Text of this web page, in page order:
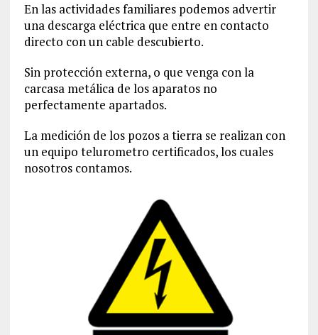
En las actividades familiares podemos advertir
una descarga eléctrica que entre en contacto
directo con un cable descubierto.
Sin protección externa, o que venga con la
carcasa metálica de los aparatos no
perfectamente apartados.
La medición de los pozos a tierra se realizan con
un equipo telurometro certificados, los cuales
nosotros contamos.